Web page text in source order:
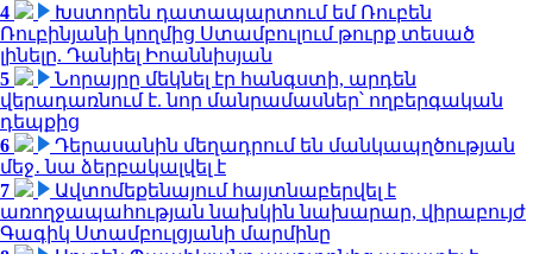
4
Խստորեն դատապարտում եմ Ռուբեն
Ռուբինյանի կողմից Ստամբուլում թուրք տեսած
լինելը. Դանիել Իոաննիսյան
5
Նորայրը մեկնել էր հանգստի, արդեն
վերադառնում է. նոր մանրամասներ՝ ողբերգական
դեպքից
6
Դերասանին մեղադրում են մանկապղծության
մեջ․ նա ձերբակալվել է
7
Ավտոմեքենայում հայտնաբերվել է
առողջապահության նախկին նախարար, վիրաբույժ
Գագիկ Ստամբուլցյանի մարմինը